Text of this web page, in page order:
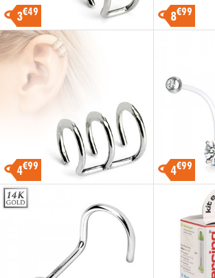
3€49 8€99
4€99 4€99